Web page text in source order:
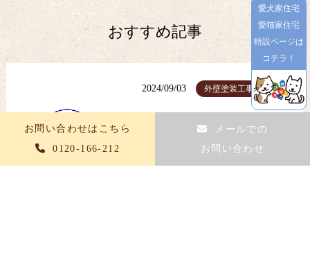
おすすめ記事
2024/09/03 外壁塗装工事
メリットデメリット
愛犬家住宅
愛猫家住宅
特設ページは
コチラ！
お問い合わせはこちら
0120-166-212
メールでの
お問い合わせ